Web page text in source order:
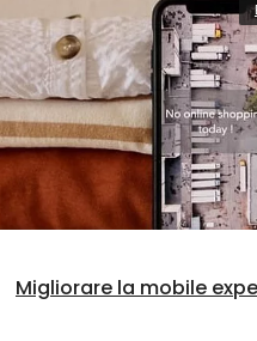
Migliorare la mobile